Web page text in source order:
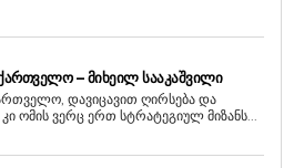
– ᲛᲘᲮᲔᲘᲚ ᲡᲐᲐᲙᲐᲨᲕᲘᲚᲘ
დავიცავით ღირსება და
ომის ვერც ერთ სტრატეგიულ მიზანს...